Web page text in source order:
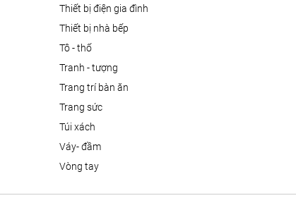
thiết bị điện gia đình
thiết bị nhà bếp
tô - thố
tranh - tượng
trang trí bàn ăn
trang sức
túi xách
váy- đầm
vòng tay